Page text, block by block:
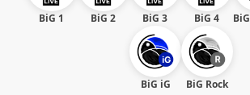
BiG 1 BiG 2 BiG 3 BiG 4
BiG iG BiG Rock